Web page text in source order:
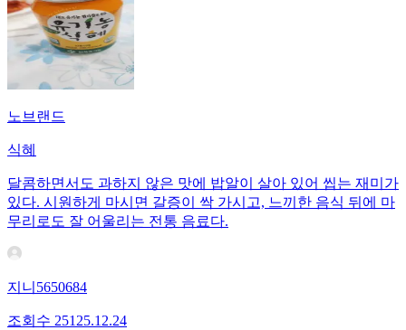
노브랜드
식혜
달콤하면서도 과하지 않은 맛에 밥알이 살아 있어 씹는 재미가
있다. 시원하게 마시면 갈증이 싹 가시고, 느끼한 음식 뒤에 마
무리로도 잘 어울리는 전통 음료다.
지니5650684
조회수 251 25.12.24